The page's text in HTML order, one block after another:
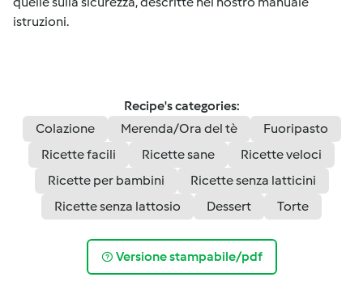
istruzioni.
Recipe's categories:
Colazione
Merenda/Ora del tè
Fuoripasto
Ricette facili
Ricette sane
Ricette veloci
Ricette per bambini
Ricette senza latticini
Ricette senza lattosio
Dessert Torte
Versione stampabile/pdf